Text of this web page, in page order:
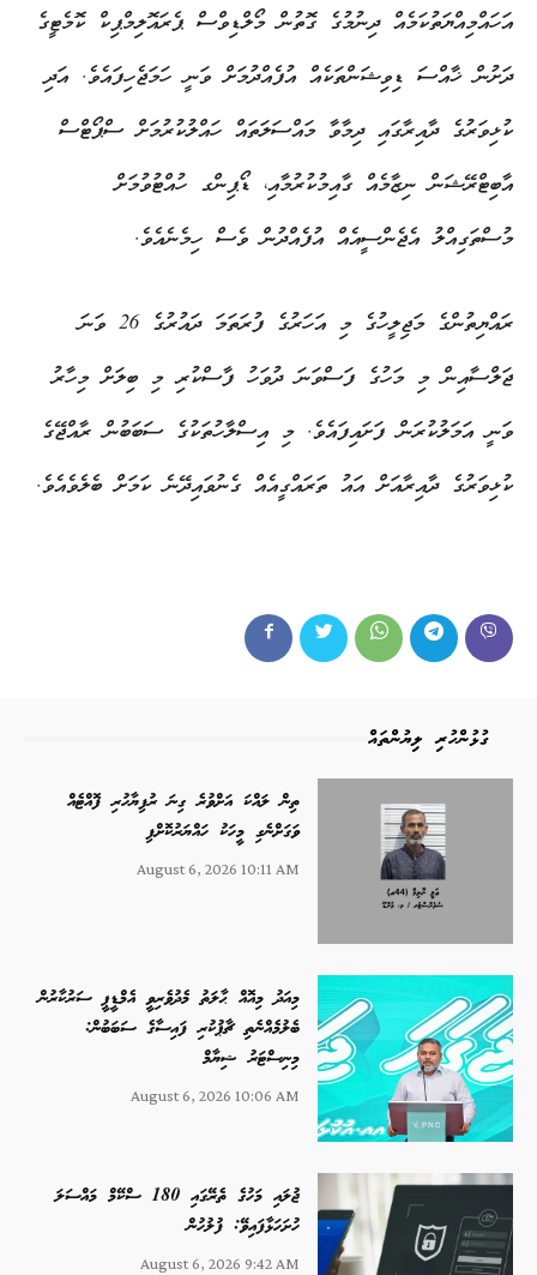
އަހައްމިއްޔަތުކަމެއް ދިނުމުގެ ގޮތުން މޯލްޑިވްސް ޕެރައޮލިމްޕިކް ކޮމެޓީގެ
ދަށުން ޚާއްސަ ޑިވިޝަންތަކެއް އުފެއްދުމަށް ވަނީ ހަމަޖެހިފައެވެ. އަދި
ކުޅިވަރުގެ ދާއިރާގައި ދިމާވާ މައްސަލަތައް ހައްލުކުރުމަށް ސްޕޯޓްސް
އާބިޓްރޭޝަން ނިޒާމެއް ގާއިމުކުރުމާއި، ޑޯޕިންގ ހުއްޓުވުމަށް
މުސްތަގިއްލު އެޖެންސީއެއް އުފެއްދުން ވެސް ހިމެނެއެވެ.
ރައްޔިތުންގެ މަޖިލީހުގެ މި އަހަރުގެ ފުރަތަމަ ދައުރުގެ 26 ވަނަ
ޖަލްސާއިން މި މަހުގެ ފަސްވަނަ ދުވަހު ފާސްކުރި މި ބިލަށް މިހާރު
ވަނީ އަމަލުކުރަން ފަށައިފައެވެ. މި އިސްލާހުތަކުގެ ސަބަބުން ރާއްޖޭގެ
ކުޅިވަރުގެ ދާއިރާއަށް އައު ތަރައްގީއެއް ގެނުވައިދޭނެ ކަމަށް ބެލެވެއެވެ.
ގުޅުންހުރި ލިޔުންތައް
ތިން ލައްކަ އަށްވުރެ ގިނަ ރުފިޔާހުރި ފޮއްޓެއް
ވަގަށްނެގި މީހަކު ހައްޔަރުކޮށްފި
August 6, 2026 10:11 AM
މިއަދު މިއޮއް ޙާލަތު މެދުވެރިވީ އެމްޑީޕީ ސަރުކާރުން
ބެލުމެއްނެތި ޗާޕުކުރި ފައިސާގެ ސަބަބުން:
މިނިސްޓަރު ޝިޔާމް
August 6, 2026 10:06 AM
ޖުލައި މަހުގެ ތެރޭގައި 180 ސްކޭމް މައްސަލަ
ހުށަހަޅާފައިވޭ: ފުލުހުން
August 6, 2026 9:42 AM